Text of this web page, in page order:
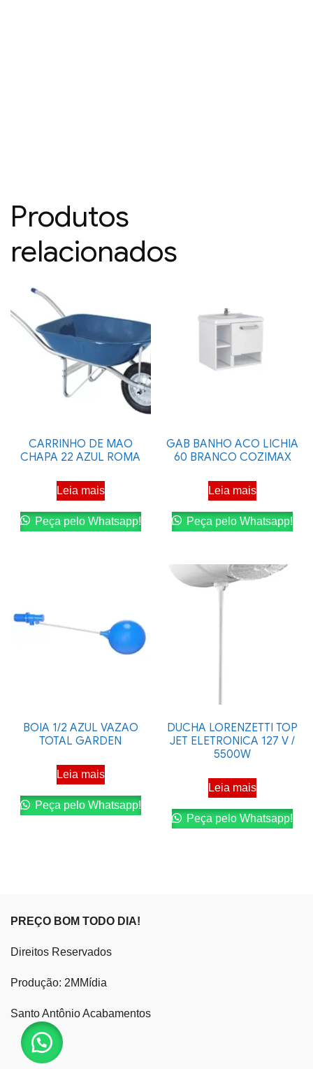
Produtos
relacionados
CARRINHO DE MAO
CHAPA 22 AZUL ROMA
Leia mais
Peça pelo Whatsapp!
GAB BANHO ACO LICHIA
60 BRANCO COZIMAX
Leia mais
Peça pelo Whatsapp!
BOIA 1/2 AZUL VAZAO
TOTAL GARDEN
Leia mais
Peça pelo Whatsapp!
DUCHA LORENZETTI TOP
JET ELETRONICA 127 V /
5500W
Leia mais
Peça pelo Whatsapp!
PREÇO BOM TODO DIA!
Direitos Reservados
Produção: 2MMídia
Santo Antônio Acabamentos